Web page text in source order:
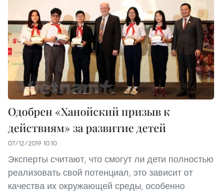
Одобрен «Ханойский призыв к
действиям» за развитие детей
07/12/2019 10:10
Эксперты считают, что смогут ли дети полностью
реализовать свой потенциал, это зависит от
качества их окружающей среды, особенно